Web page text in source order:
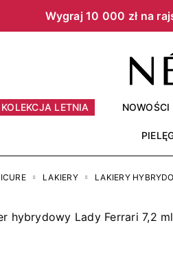
Wygraj 10 000 zł na
KOLEKCJA LETNIA NOWOŚCI
LAKIERY LAKIERY